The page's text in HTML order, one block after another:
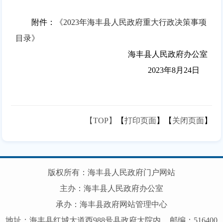
附件：
《2023年海丰县人民政府重大行政决策事项
目录》
海丰县人民政府办公室
2023年8月24日
【TOP】 【打印页面】【 关闭页面】
版权所有：海丰县人民政府门户网站
主办：海丰县人民政府办公室
承办：海丰县政府网站管理中心